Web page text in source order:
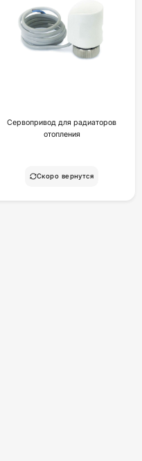
Сервопривод для радиаторов
отопления
Скоро вернутся